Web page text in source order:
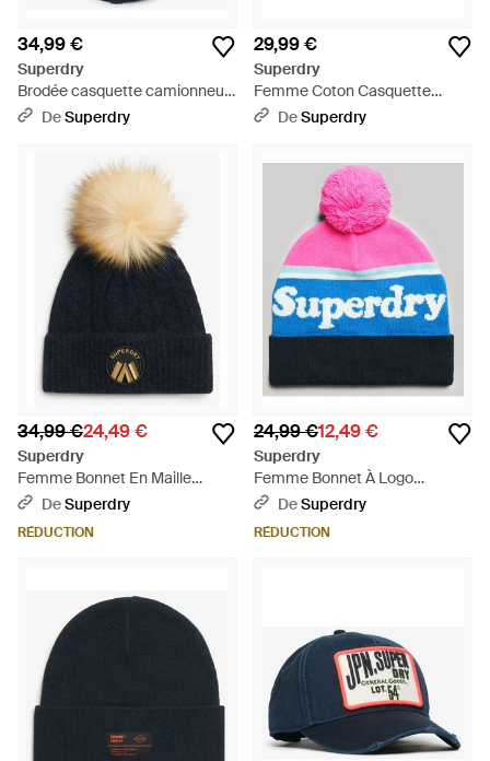
34,99 €
Superdry
Brodée casquette camionneur
en maille filet - Bleu
DeSuperdry
29,99 €
Superdry
Femme Coton Casquette
Brodée Vintage - Bleu
DeSuperdry
34,99 €24,49 €
Superdry
Femme Bonnet En Maille
Torsadée Luxe - Bleu
DeSuperdry
RÉDUCTION
24,99 €12,49 €
Superdry
Femme Bonnet À Logo
Essential Taille: 1Taille - Bleu
DeSuperdry
RÉDUCTION